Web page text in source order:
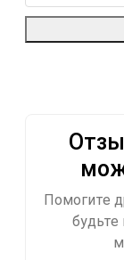
Помогите